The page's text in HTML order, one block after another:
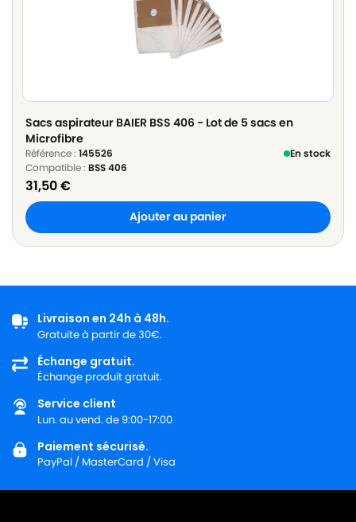
Sacs aspirateur BAIER BSS 406 - Lot de 5 sacs en
Microfibre
Référence : 145526
En stock
Compatible : BSS 406
31,50€
Ajouter au panier
Livraison en 24h à 48h.
Gratuite à partir de 30€.
Échange gratuit.
Échange produit gratuit.
Service client
Lun. au vend. de 9:00-17:00
Paiement sécurisé.
PayPal / MasterCard / Visa